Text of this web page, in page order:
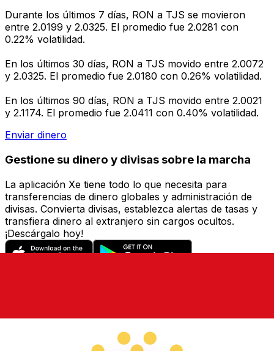
Durante los últimos 7 días, RON a TJS se movieron
entre 2.0199 y 2.0325. El promedio fue 2.0281 con
0.22% volatilidad.
En los últimos 30 días, RON a TJS movido entre 2.0072
y 2.0325. El promedio fue 2.0180 con 0.26% volatilidad.
En los últimos 90 días, RON a TJS movido entre 2.0021
y 2.1174. El promedio fue 2.0411 con 0.40% volatilidad.
Enviar dinero
Gestione su dinero y divisas sobre la marcha
La aplicación Xe tiene todo lo que necesita para
transferencias de dinero globales y administración de
divisas. Convierta divisas, establezca alertas de tasas y
transfiera dinero al extranjero sin cargos ocultos.
¡Descárgalo hoy!